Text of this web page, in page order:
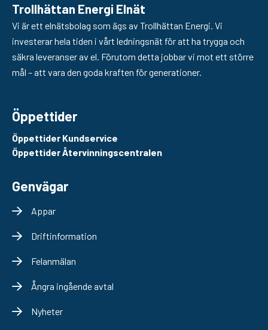
Trollhättan Energi Elnät
Vi är ett elnätsbolag som ägs av Trollhättan Energi. Vi
investerar hela tiden i vårt ledningsnät för att ha trygga och
säkra leveranser av el. Förutom detta jobbar vi mot ett större
mål – att vara den goda kraften för generationer.
Öppettider
Öppettider Kundservice
Öppettider Återvinningscentralen
Genvägar
Appar
Driftinformation
Felanmälan
Ångra ingående avtal
Nyheter